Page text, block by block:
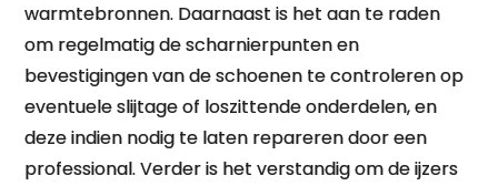
warmtebronnen. Daarnaast is het aan te raden
om regelmatig de scharnierpunten en
bevestigingen van de schoenen te controleren op
eventuele slijtage of loszittende onderdelen, en
deze indien nodig te laten repareren door een
professional. Verder is het verstandig om de ijzers